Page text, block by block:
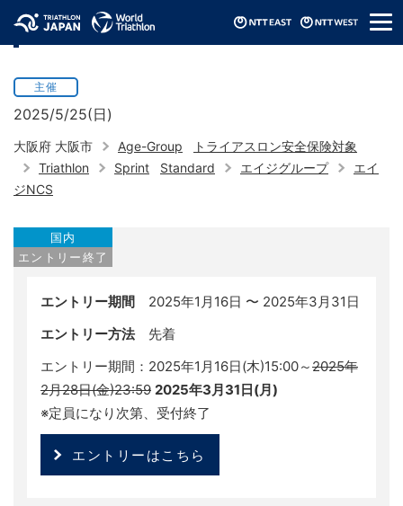
メ
ニ
大阪城トライアスロン（2025）
主催
2025/5/25(日)
大阪府 大阪市 Age-Group
トライアスロン安全保険対象
Triathlon
Sprint Standard エイジグループ
エイ
ジNCS
国内
エントリー終了
エントリー期間 2025年1月16日 〜 2025年3月31日
エントリー方法先着
エントリー期間：2025年1月16日(木)15:00～2025年
2月28日(金)23:59 2025年3月31日(月)
※定員になり次第、受付終了
エントリーはこちら